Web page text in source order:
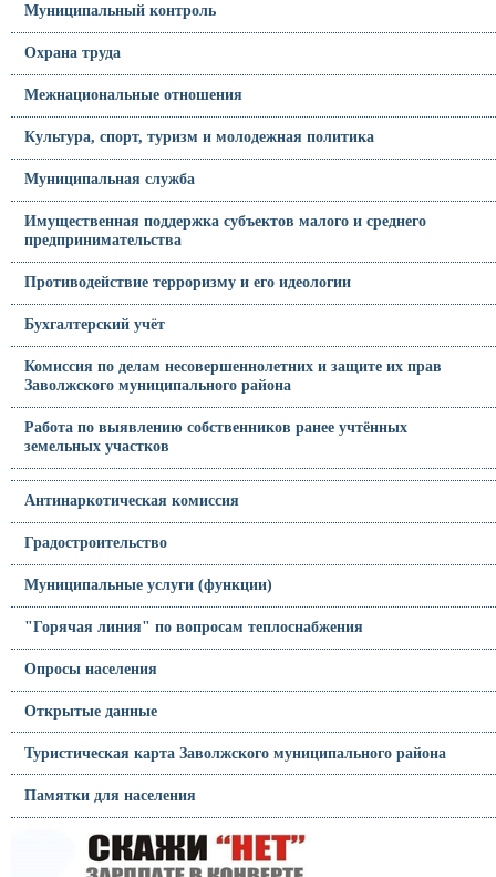
Муниципальный контроль
Охрана труда
Межнациональные отношения
Культура, спорт, туризм и молодежная политика
Муниципальная служба
Имущественная поддержка субъектов малого и среднего
предпринимательства
Противодействие терроризму и его идеологии
Бухгалтерский учёт
Комиссия по делам несовершеннолетних и защите их прав
Заволжского муниципального района
Работа по выявлению собственников ранее учтённых
земельных участков
Антинаркотическая комиссия
Градостроительство
Муниципальные услуги (функции)
"Горячая линия" по вопросам теплоснабжения
Опросы населения
Открытые данные
Туристическая карта Заволжского муниципального района
Памятки для населения